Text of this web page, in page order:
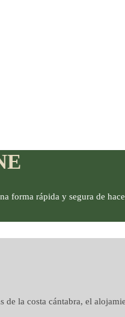
con
forma rápida y segura de
de la costa cántabra, el